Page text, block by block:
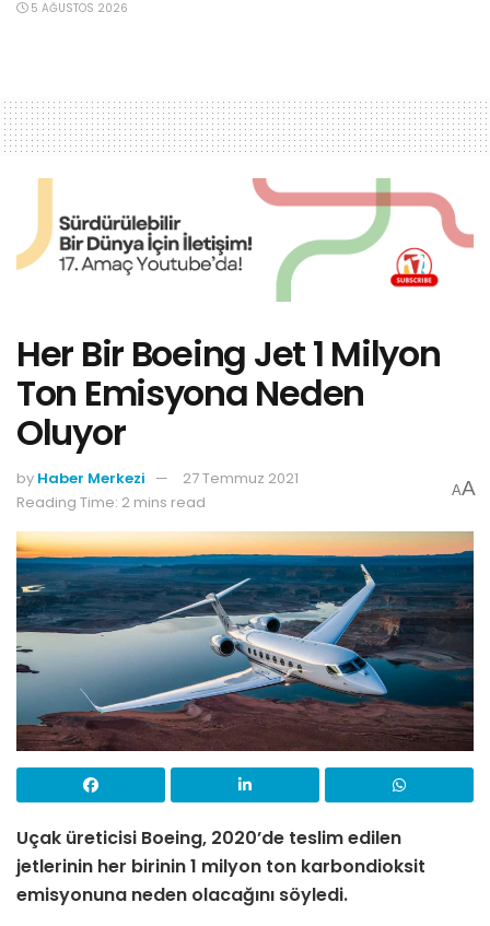
5 AĞUSTOS 2026
Her Bir Boeing Jet 1 Milyon
Ton Emisyona Neden
Oluyor
by Haber Merkezi
27 Temmuz 2021
Reading Time: 2 mins read
AA
Uçak üreticisi Boeing, 2020’de teslim edilen
jetlerinin her birinin 1 milyon ton karbondioksit
emisyonuna neden olacağını söyledi.